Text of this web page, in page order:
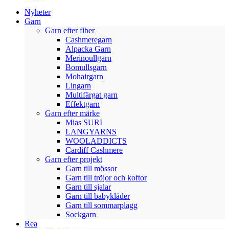
Nyheter
Garn
Garn efter fiber
Cashmeregarn
Alpacka Garn
Merinoullgarn
Bomullsgarn
Mohairgarn
Lingarn
Multifärgat garn
Effektgarn
Garn efter märke
Mias SURI
LANGYARNS
WOOLADDICTS
Cardiff Cashmere
Garn efter projekt
Garn till mössor
Garn till tröjor och koftor
Garn till sjalar
Garn till babykläder
Garn till sommarplagg
Sockgarn
Rea